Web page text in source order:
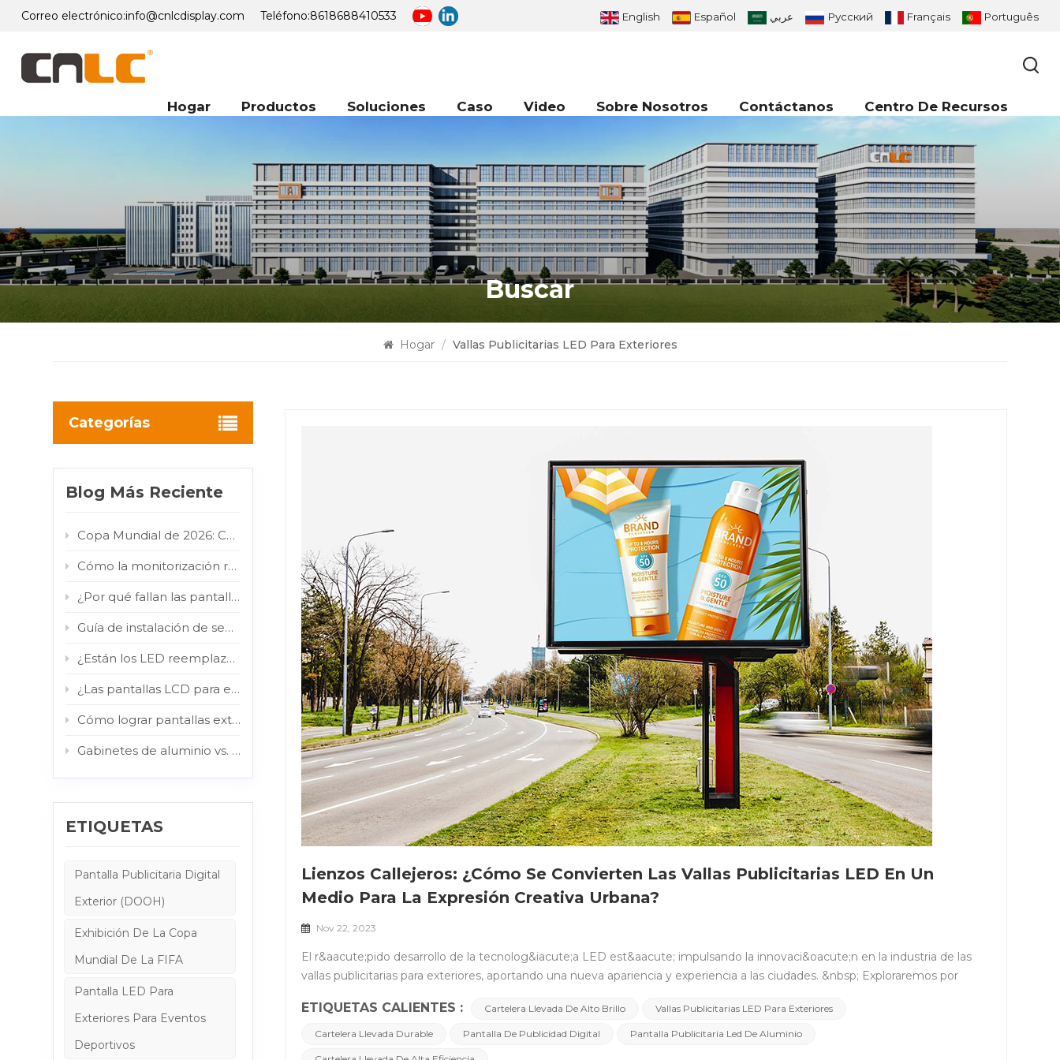
Correo electrónico:info@cnlcdisplay.com Teléfono:8618688410533 English Español عربي Русский Français Português
Hogar Productos Soluciones Caso Video Sobre Nosotros Contáctanos Centro De Recursos
Buscar
Hogar / Vallas Publicitarias LED Para Exteriores
Lienzos Callejeros: ¿Cómo Se Convierten Las Vallas Publicitarias LED En Un
Medio Para La Expresión Creativa Urbana?
Nov 22, 2023
El r&aacute;pido desarrollo de la tecnolog&iacute;a LED est&aacute; impulsando la innovaci&oacute;n en la industria de las vallas publicitarias para exteriores, aportando una nueva apariencia y experiencia a las ciudades. &nbsp; Exploraremos por qu&eacute; la aplicaci&oacute;n de vallas publicitarias LED para exteriores &iquest;Se ha vuelto tan com&uacute;n en las calles de la ciudad? &nbsp; Nos centraremos en su profundo impacto en varios aspectos como tecnolog&iacute;a, dise&ntilde;o, sostenibilidad ambiental y negocios. &nbsp; &nbsp; &nbsp; I. Principios b&aacute;sicos de la tecnolog&iacute;a LED y su aplicaci&oacute;n en vallas publicitarias exteriores &nbsp; &nbsp; El LED, un dispositivo de iluminaci&oacute;n de estado s&oacute;lido, genera luz mediante la recombinaci&oacute;n de electrones en materiales semiconductores, eliminando la necesidad de filamentos en los dispositivos emisores de luz tradicionales. &nbsp; Este principio fundamental confiere a la tecnolog&iacute;a LED ventajas &uacute;nicas, entre ellas alta eficiencia, larga vida &uacute;til, respuesta r&aacute;pida y compacidad. &nbsp; En el &aacute;mbito de la publicidad exterior, estas caracter&iacute;sticas brindan a los creadores una mayor libertad de dise&ntilde;o y mejoran el espacio para mejorar la efectividad de la publicidad. &nbsp; &nbsp; El impacto del brillo y la resoluci&oacute;n: &iquest;C&oacute;mo garantizar una buena visibilidad en diferentes condiciones de iluminaci&oacute;n? &nbsp; En publicidad exterior, brillo y resoluci&oacute;n arLos factores clave que determinan el rendimiento de las vallas publicitarias LED. &nbsp; El alto brillo garantiza que los anuncios LED permanezcan claros bajo la intensa luz del sol durante el d&iacute;a, mientras que la alta resoluci&oacute;n garantiza la presentaci&oacute;n detallada del contenido publicitario. &nbsp; Ambos factores trabajan juntos para garantizar que las vallas publicitarias LED para exteriores mantengan una buena visibilidad en diferentes condiciones de iluminaci&oacute;n. &nbsp; Bajo la intensa luz del sol, las vallas publicitarias tradicionales pueden aparecer borrosas debido a los reflejos y la refracci&oacute;n de la luz. Aprovechando su ventaja de alto brillo, las vallas publicitarias LED mantienen una visualizaci&oacute;n v&iacute;vida en condiciones de mucha luz, lo que garantiza que la informaci&oacute;n publicitaria se transmita claramente a la audiencia. &nbsp; &nbsp; &nbsp; &nbsp; &nbsp;Resistencia a la intemperie y al agua: &iquest;C&oacute;mo se enfrentan las vallas publicitarias LED para exteriores a las diversas condiciones clim&aacute;ticas? &nbsp; La publicidad exterior se ve influenciada significativamente por factores ambientales naturales, por lo que la resistencia a la intemperie y la impermeabilizaci&oacute;n de las vallas publicitarias son cruciales. &nbsp; Las vallas publicitarias LED para exteriores utilizan t&eacute;cnicas y materiales de encapsulaci&oacute;n especiales para resistir la lluvia, la luz solar, el viento y la arena, entre otros elementos erosivos naturales. &nbsp; El dise&ntilde;o resistente a la intemperie garantiza el funcionamiento normal de las vallas publicitarias en diversas condiciones clim&aacute;ticas, ya sea durante veranos calurosos o inviernos fr&iacute;os. &nbsp; Esta resiliencia clim&aacute;tica no s&oacute;lo extiende la vida &uacute;til de las vallas publicitarias LED sino que tambi&eacute;n proporciona a los anunciantes una plataforma promocional m&aacute;s estable y confiable. &nbsp; &nbsp; &nbsp; &nbsp; II. Dise&ntilde;o e Integraci&oacute;n Creativa de la Tecnolog&iacute;a LED en la Publicidad &nbsp; &nbsp; &iquest;C&oacute;mo cambia la tecnolog&iacute;a LED la forma en que se dise&ntilde;a la publicidad? &nbsp; Impulsada por la tecnolog&iacute;a, la tecnolog&iacute;a LED se ha convertido en una fuerza clave en el dise&ntilde;o publicitario, ofreciendo mayor brillo y claridad, creando un espacio creativo &uacute;nico para los dise&ntilde;adores y redefiniendo la expresi&oacute;n de la publicidad exterior. &nbsp; Consideraciones para el dise&ntilde;o de vallas publicitarias LED en ambientes exteriores. &nbsp; &bull; Brillo y contraste: Garantizar la claridad tanto de d&iacute;a como de noche. &nbsp; &nbsp; &bull; Color y temperatura: Elegir colores y temperaturas adecuadas a las diferentes condiciones clim&aacute;ticas. &nbsp; &nbsp; &bull; Efectos din&aacute;micos: Aprovechar al m&aacute;ximo la naturaleza din&aacute;mica del LED para crear efectos que llamen la atenci&oacute;n. &nbsp; &nbsp; &bull; Calidad de texto e imagen: Garantizar que la informaci&oacute;n se presente de forma clara y n&iacute;tida en la pantalla LED. &nbsp; &nbsp; &nbsp; &nbsp; &iquest;C&oacute;mo atraer la atenci&oacute;n de peatones y veh&iacute;culos mediante publicidad LED? Hacer de las vallas publicitarias LED un punto focal. &nbsp; Mediante un dise&ntilde;o creativo y un uso inteligente de la tecnolog&iacute;a LED: &nbsp; &bull; Dise&ntilde;o de contenido creativo: Utilizando gr&aacute;ficos &uacute;nicos, animaciones e historias interesantes para captar la curiosidad de los peatones. &nbsp; &nbsp; &bull; Colores brillantes y efectos de iluminaci&oacute;n: Utilizando colores LED y efectos din&aacute;micos para crear efectos visuales llamativos. &nbsp; &nbsp; &bull; Informaci&oacute;n clara: Garantizar que la informaci&oacute;n sea concisa y comprensible, permitiendo a peatones y veh&iacute;culos obtener r&aacute;pidamente la informaci&oacute;n requerida. &nbsp; &nbsp; Las vallas publicitarias LED, gracias al desarrollo tecnol&oacute;gico y la innovaci&oacute;n en el dise&ntilde;o, se han convertido en una caracter&iacute;stica &uacute;nica en las calles de la ciudad, atrayendo la atenci&oacute;n de los espectadores y brindando a los anunciantes nuevos medios de promoci&oacute;n. &nbsp; &nbsp; &nbsp; III. Eficiencia Energ&eacute;tica y Sostenibilidad Ambiental &nbsp; En comparaci&oacute;n con las vallas publicitarias tradicionales, las vallas publicitarias LED para exteriores destacan por su excelente eficiencia energ&eacute;tica. &nbsp; Los m&eacute;todos de iluminaci&oacute;n tradicionales sufren de desperdicio de energ&iacute;a y alto consumo de energ&iacute;a, mientras que el bajo consumo de energ&iacute;a y el alto brillo de la tecnolog&iacute;a LED elevan la utilizaci&oacute;n de energ&iacute;a a nuevos niveles. &nbsp; A trav&eacute;s de LED, los anunciantes pueden exhibir anuncios vibrantes y cautivadores con costos de energ&iacute;a m&aacute;s bajos, proporcionando un medio de promoci&oacute;n m&aacute;s eficiente desde el punto de vista energ&eacute;tico para las ciudades. &nbsp; Tecnolog&iacute;as y materiales medioambientales Las vallas publicitarias LED para exteriores adoptan una variedad de tecnolog&iacute;as y materiales ambientales para reducir los efectos adversos en el medio ambiente: &nbsp; 1. Selecci&oacute;n de materiales: El uso de materiales reciclables reduce la extracci&oacute;n excesiva de recursos naturales y la elecci&oacute;n de materiales ecol&oacute;gicos aligera la carga medioambiental durante el proceso de producci&oacute;n. &nbsp; 2. Sistemas de gesti&oacute;n de energ&iacute;a: A trav&eacute;s de sistemas inteligentes de gesti&oacute;n de energ&iacute;a, las vallas publicitarias LED ajustan autom&aacute;ticamente el brillo y el tiempo de funcionamiento en funci&oacute;n de las necesidades reales, minimizando el desperdicio innecesario de energ&iacute;a y logrando una distribuci&oacute;n inteligente y una utilizaci&oacute;n &oacute;ptima. &nbsp; 3. Alta eficiencia y larga vida &uacute;til: La alta eficiencia de la tecnolog&iacute;a LED reduce la presi&oacute;n sobre los sistemas el&eacute;ctricos. La larga vida &uacute;til y el bajo consumo de energ&iacute;a contribuyen a un modelo de desarrollo sostenible para la industria publicitaria, reduciendo el desperdicio de recursos. &nbsp; 4. Nuevo dise&ntilde;o energ&eacute;tico: Algunas vallas publicitarias LED adoptan dise&ntilde;os de cero emisiones, utilizan energ&iacute;a limpia o integran fuentes de energ&iacute;a renovables como la energ&iacute;a solar para hacer que las pantallas publicitarias sean m&aacute;s respetuosas con el medio ambiente. &nbsp; &nbsp; La integraci&oacute;n de la eficiencia energ&eacute;tica y pr&aacute;cticas medioambientales innovadoras en el dise&ntilde;o y funcionamiento de vallas publicitarias LED para exteriores hace realidad la visi&oacute;n de la publicidad ecol&oacute;gica, inyectando un brillo radiante y ecol&oacute;gico en la ciudad. &nbsp; &nbsp; &nbsp; IV. Beneficios Econ&oacute;micos y Empresariales &nbsp; En la toma de decisiones empresariales, los costos y los beneficios comerciales son dos factores cruciales. Las vallas publicitarias LED para exteriores, con su destacado rendimiento econ&oacute;mico y comercial, se han convertido en la soluci&oacute;n &oacute;ptima para la promoci&oacute;n en el mercado. &nbsp; Impacto de los Costos y Gastos de Mantenimiento &nbsp; La alta eficiencia y la larga vida &uacute;til de la tecnolog&iacute;a LED brindan a las vallas publicitarias LED para exteriores una ventaja significativa en t&eacute;rminos de costos. En comparaci&oacute;n con las vallas publicitarias tradicionales, las vallas publicitarias LED tienen un menor consumo de energ&iacute;a y no requieren reemplazos frecuentes de bombillas, lo que reduce en gran medida los costos de mantenimiento. Esto reduce los costos operativos para los anunciantes, proporcionando una base s&oacute;lida para la viabilidad comercial. &nbsp; Efecto de promoci&oacute;n del mercado &nbsp; Las vallas publicitarias LED para exteriores tienen un impacto significativo en la promoci&oacute;n del mercado para los anunciantes y las empresas locales. Su alto brillo y claridad garantizan que los anuncios llamen la atenci&oacute;n tanto de d&iacute;a como de noche, lo que aumenta eficazmente la exposici&oacute;n de la marca. &nbsp; A trav&e
ETIQUETAS CALIENTES : Cartelera Llevada De Alto Brillo Vallas Publicitarias LED Para Exteriores
Cartelera Llevada Durable Pantalla De Publicidad Digital Pantalla Publicitaria Led De Aluminio
Categorías
Blog Más Reciente
Copa Mundial de 2026: Cómo las pantallas digitales LED/LCD para exteriores convierten el flujo de aficionados en valor publicitario para las marcas.
Cómo la monitorización remota inteligente reduce los costes de mantenimiento de la señalización digital exterior
¿Por qué fallan las pantallas táctiles para exteriores y cómo solucionarlo?
Guía de instalación de señalización digital en aeropuertos: Pantalla LCD tipo tótem para interiores en terminales de alto tráfico.
¿Están los LED reemplazando a los LCD? Por qué los COB y los MIP están impulsando el cambio en el mercado.
¿Las pantallas LCD para exteriores realmente resisten la luz solar directa? Prueba de infrarrojos de 800 W/m² comprobada.
Cómo lograr pantallas exteriores legibles a la luz del sol: El papel de la AG y el vidrio protector
Gabinetes de aluminio vs. gabinetes de acero: ¿Qué estructura es mejor para la señalización digital exterior?
ETIQUETAS
Pantalla Publicitaria Digital
Exterior (DOOH)
Exhibición De La Copa
Mundial De La FIFA
Pantalla LED Para
Exteriores Para Eventos
Deportivos